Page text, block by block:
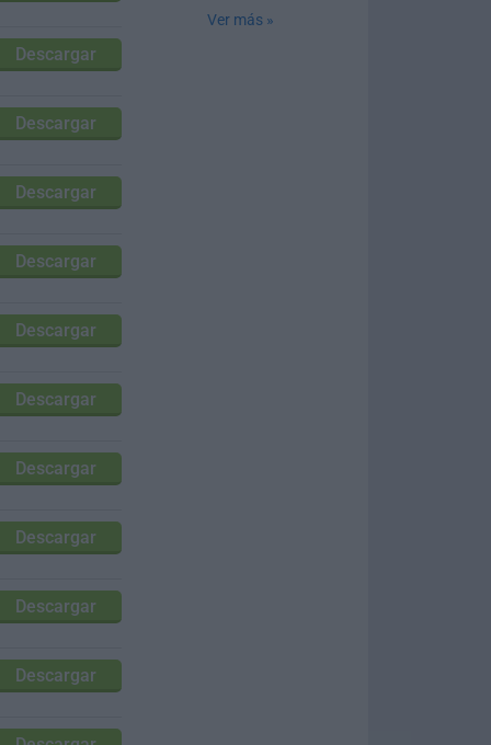
Ver más »
Descargar
Descargar
Descargar
Descargar
Descargar
Descargar
Descargar
Descargar
Descargar
Descargar